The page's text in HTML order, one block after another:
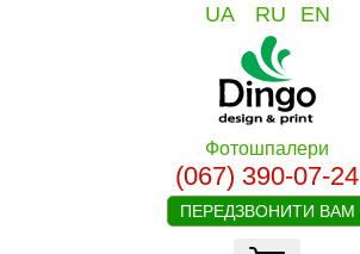
UA RU EN
Фотошпалери
(067) 390-07-24
ПЕРЕДЗВОНИТИ ВАМ